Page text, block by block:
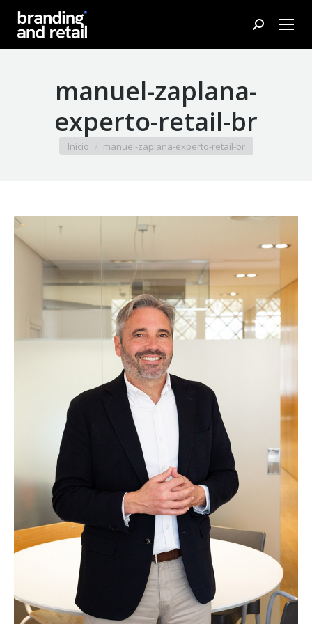
Buscar:
manuel-zaplana-
experto-retail-br
Estás aquí:
Inicio manuel-zaplana-experto-retail-br